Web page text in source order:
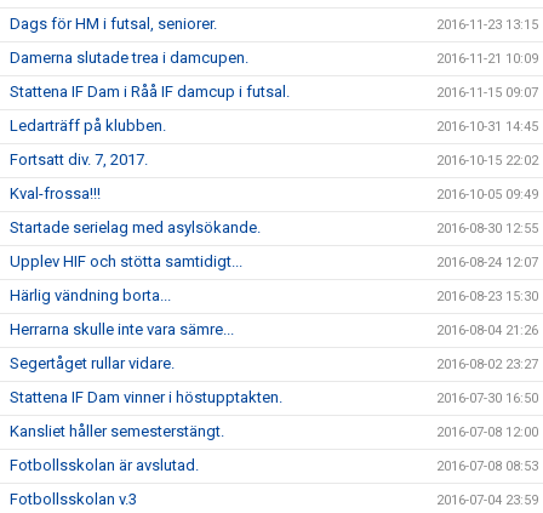
Dags för HM i futsal, seniorer. 2016-11-23 13:15
Damerna slutade trea i damcupen. 2016-11-21 10:09
Stattena IF Dam i Råå IF damcup i futsal. 2016-11-15 09:07
Ledarträff på klubben. 2016-10-31 14:45
Fortsatt div. 7, 2017. 2016-10-15 22:02
Kval-frossa!!! 2016-10-05 09:49
Startade serielag med asylsökande. 2016-08-30 12:55
Upplev HIF och stötta samtidigt... 2016-08-24 12:07
Härlig vändning borta... 2016-08-23 15:30
Herrarna skulle inte vara sämre... 2016-08-04 21:26
Segertåget rullar vidare. 2016-08-02 23:27
Stattena IF Dam vinner i höstupptakten. 2016-07-30 16:50
Kansliet håller semesterstängt. 2016-07-08 12:00
Fotbollsskolan är avslutad. 2016-07-08 08:53
Fotbollsskolan v.3 2016-07-04 23:59